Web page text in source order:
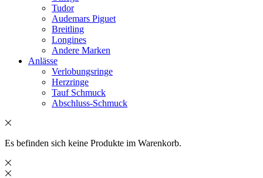
Tudor
Audemars Piguet
Breitling
Longines
Andere Marken
Anlässe
Verlobungsringe
Herzringe
Tauf Schmuck
Abschluss-Schmuck
Es befinden sich keine Produkte im Warenkorb.